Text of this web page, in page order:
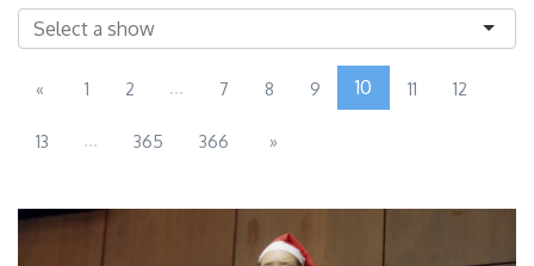
« 1 2 ... 7 8 9 10 11 12
13 ... 365 366 »